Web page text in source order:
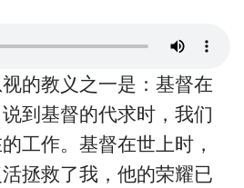
的教义之一是：基督在
到基督的代求时，我们
工作。基督在世上时，
拯救了我，他的荣耀已